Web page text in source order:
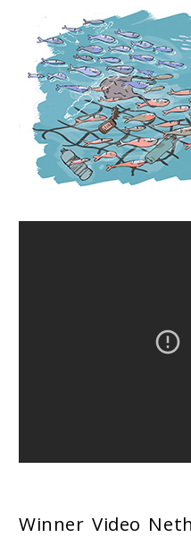
Winner Video